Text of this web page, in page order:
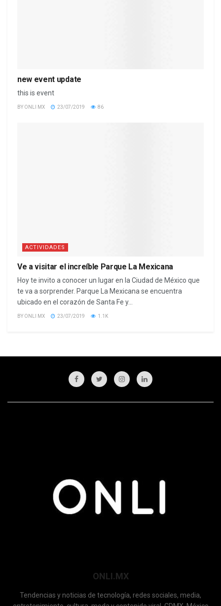
new event update
this is event
BY ONLI MX 23/07/2019 86
ACTIVIDADES
Ve a visitar el increíble Parque La Mexicana
Hoy te invito a conocer un lugar en la Ciudad de México que
te va a sorprender. Parque La Mexicana se encuentra
ubicado en el corazón de Santa Fe y...
BY ONLI MX 23/07/2019 1.1K
ONLI.MX
Tendencias y noticias de tecnología, redes sociales, media,